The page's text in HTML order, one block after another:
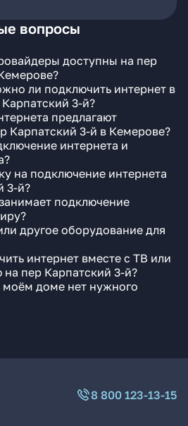
вопросы
доступны на пер
ли подключить интернет в
3-й?
предлагают
Карпатский 3-й в Кемерове?
интернета и
на подключение интернета
3-й?
подключение
другое оборудование для
интернет вместе с ТВ или
пер Карпатский 3-й?
моём доме нет нужного
8 800 123-13-15